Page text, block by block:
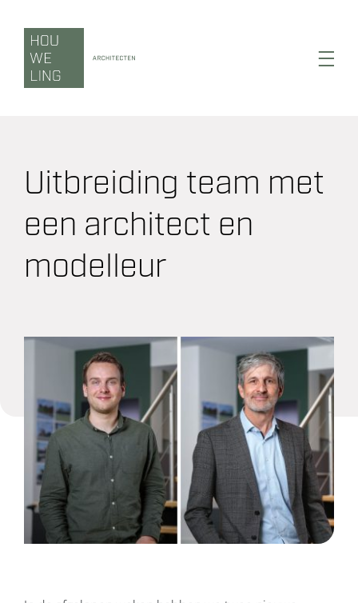
inhoud
Wonen
Werken
Zorgen
Duurzaamheid
Projecten
Over ons
Contact
Uitbreiding team met
een architect en
modelleur